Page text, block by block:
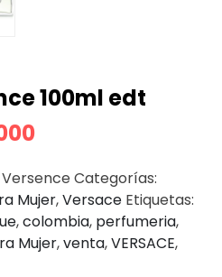
100ml edt
Categorías:
Mujer,Versace Etiquetas:
,colombia, perfumeria,
Mujer,venta,VERSACE,